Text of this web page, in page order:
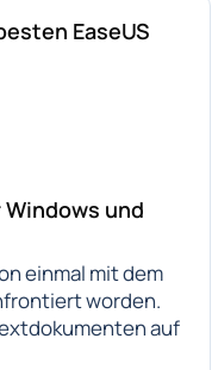
EaseUS
und
einmal mit dem
worden.
auf